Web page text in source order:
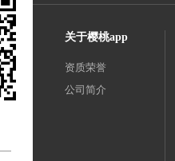
关于樱桃app
资质荣誉
公司简介